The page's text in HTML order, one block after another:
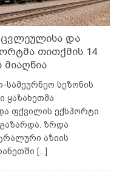
და
თითქმის 14
სამეურნეო სეზონის
ყაზახეთმა
ფქვილის ექსპორტი
ზრდა
აზიის
[...]